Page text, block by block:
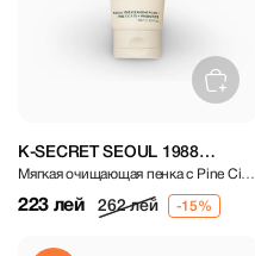
K-SECRET SEOUL 1988
Cleansing Foam : Pine Cica 1%
+ Probiotics 150 ml
Мягкая очищающая пенка с Pine Cica
223 лей 262 лей